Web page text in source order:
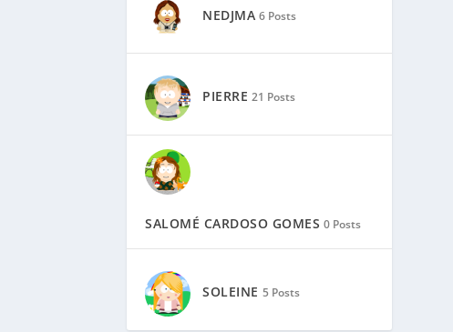
NEDJMA 6 Posts
PIERRE 21 Posts
SALOMÉ CARDOSO GOMES 0 Posts
SOLEINE 5 Posts